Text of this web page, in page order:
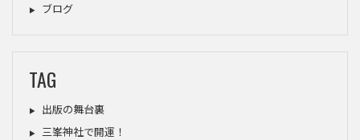
ブログ
TAG
出版の舞台裏
三峯神社で開運！